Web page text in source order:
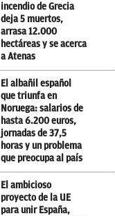
incendio de Grecia
deja 5 muertos,
arrasa 12.000
hectáreas y se acerca
a Atenas
El albañil español
que triunfa en
Noruega: salarios de
hasta 6.200 euros,
jornadas de 37,5
horas y un problema
que preocupa al país
El ambicioso
proyecto de la UE
para unir España,